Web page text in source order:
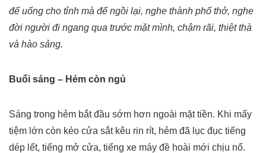
để uống cho tỉnh mà để ngồi lại, nghe thành phố thở, nghe
đời người đi ngang qua trước mặt mình, chậm rãi, thiệt thà
và hào sảng.
Buổi sáng – Hẻm còn ngủ
Sáng trong hẻm bắt đầu sớm hơn ngoài mặt tiền. Khi mấy
tiệm lớn còn kéo cửa sắt kêu rin rít, hẻm đã lục đục tiếng
dép lết, tiếng mở cửa, tiếng xe máy đề hoài mới chịu nổ.